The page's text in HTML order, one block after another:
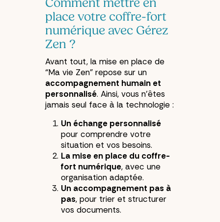
Comment mettre en
place votre coffre-fort
numérique avec Gérez
Zen ?
Avant tout, la mise en place de
“Ma vie Zen” repose sur un
accompagnement humain et
personnalisé. Ainsi, vous n'êtes
jamais seul face à la technologie :
Un échange personnalisé
pour comprendre votre
situation et vos besoins.
La mise en place du coffre-
fort numérique, avec une
organisation adaptée.
Un accompagnement pas à
pas, pour trier et structurer
vos documents.